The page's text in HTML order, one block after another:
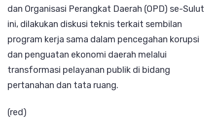
dan Organisasi Perangkat Daerah (OPD) se-Sulut
ini, dilakukan diskusi teknis terkait sembilan
program kerja sama dalam pencegahan korupsi
dan penguatan ekonomi daerah melalui
transformasi pelayanan publik di bidang
pertanahan dan tata ruang.
(red)